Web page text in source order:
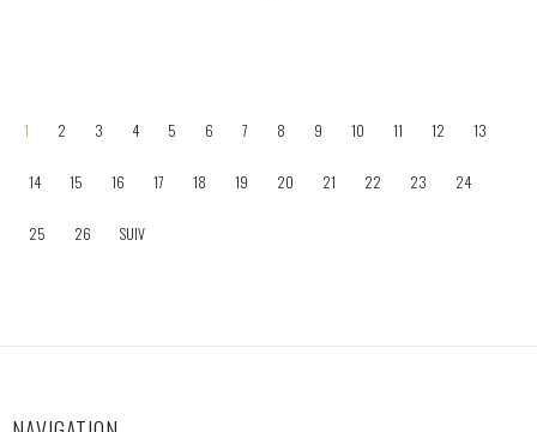
1 2 3 4 5 6 7 8 9 10 11 12 13
14 15 16 17 18 19 20 21 22 23 24
25 26 SUIV